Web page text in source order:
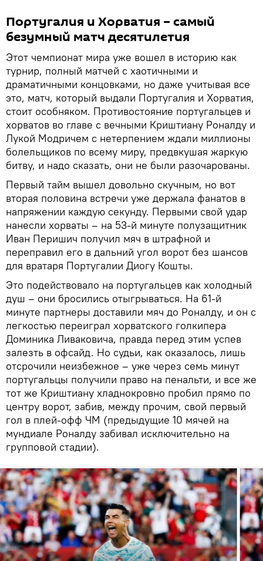
Португалия и Хорватия – самый
безумный матч десятилетия
Этот чемпионат мира уже вошел в историю как
турнир, полный матчей с хаотичными и
драматичными концовками, но даже учитывая все
это, матч, который выдали Португалия и Хорватия,
стоит особняком. Противостояние португальцев и
хорватов во главе с вечными Криштиану Роналду и
Лукой Модричем с нетерпением ждали миллионы
болельщиков по всему миру, предвкушая жаркую
битву, и надо сказать, они не были разочарованы.
Первый тайм вышел довольно скучным, но вот
вторая половина встречи уже держала фанатов в
напряжении каждую секунду. Первыми свой удар
нанесли хорваты – на 53-й минуте полузащитник
Иван Перишич получил мяч в штрафной и
переправил его в дальний угол ворот без шансов
для вратаря Португалии Диогу Кошты.
Это подействовало на португальцев как холодный
душ – они бросились отыгрываться. На 61-й
минуте партнеры доставили мяч до Роналду, и он с
легкостью переиграл хорватского голкипера
Доминика Ливаковича, правда перед этим успев
залезть в офсайд. Но судьи, как оказалось, лишь
отсрочили неизбежное – уже через семь минут
португальцы получили право на пенальти, и все же
тот же Криштиану хладнокровно пробил прямо по
центру ворот, забив, между прочим, свой первый
гол в плей-офф ЧМ (предыдущие 10 мячей на
мундиале Роналду забивал исключительно на
групповой стадии).